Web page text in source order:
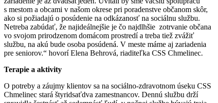
s mestom a obcami v našom okrese pri poradenstve občanom skôr,
ako si požiadajú o posúdenie na odkázanosť na sociálnu službu.
Netreba zabúdať, že najideálnejšie je čo najdlhšie zotrvanie občana
vo svojom prirodzenom domácom prostredí a treba tiež zvážiť
službu, na akú bude osoba posúdená. V meste máme aj zariadenia
pre seniorov.“ hovorí Elena Behrová, riaditeľka CSS Chmelinec.
Terapie a aktivity
O potreby a záujmy klientov sa na sociálno-zdravotnom úseku CSS
Chmelinec stará štyridsaťdva zamestnancov. Dennú službu drží